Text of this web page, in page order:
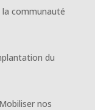
communauté
du
nos